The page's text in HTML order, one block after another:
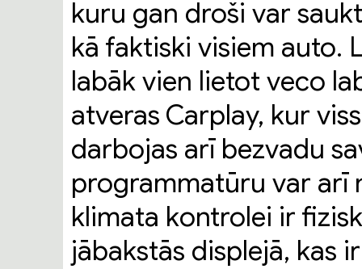
kuru gan droši var
kā faktiski visiem auto.
labāk vien lietot veco
atveras Carplay, kur
darbojas arī bezvadu
programmatūru var arī
klimata kontrolei ir
jābakstās displejā, kas